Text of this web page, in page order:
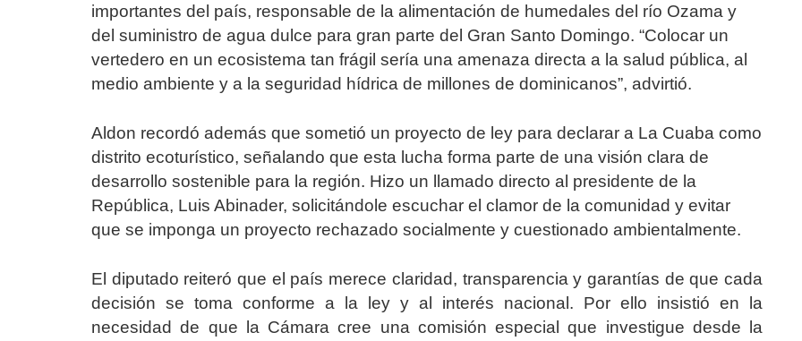
importantes del país, responsable de la alimentación de humedales del río Ozama y
del suministro de agua dulce para gran parte del Gran Santo Domingo. “Colocar un
vertedero en un ecosistema tan frágil sería una amenaza directa a la salud pública, al
medio ambiente y a la seguridad hídrica de millones de dominicanos”, advirtió.
Aldon recordó además que sometió un proyecto de ley para declarar a La Cuaba como
distrito ecoturístico, señalando que esta lucha forma parte de una visión clara de
desarrollo sostenible para la región. Hizo un llamado directo al presidente de la
República, Luis Abinader, solicitándole escuchar el clamor de la comunidad y evitar
que se imponga un proyecto rechazado socialmente y cuestionado ambientalmente.
El diputado reiteró que el país merece claridad, transparencia y garantías de que cada
decisión se toma conforme a la ley y al interés nacional. Por ello insistió en la
necesidad de que la Cámara cree una comisión especial que investigue desde la